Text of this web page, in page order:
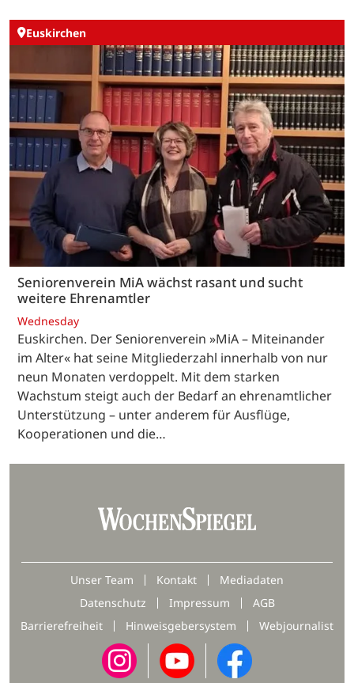
Euskirchen
Seniorenverein MiA wächst rasant und sucht
weitere Ehrenamtler
Wednesday
Euskirchen. Der Seniorenverein »MiA – Miteinander
im Alter« hat seine Mitgliederzahl innerhalb von nur
neun Monaten verdoppelt. Mit dem starken
Wachstum steigt auch der Bedarf an ehrenamtlicher
Unterstützung – unter anderem für Ausflüge,
Kooperationen und die…
Unser Team Kontakt
Mediadaten
Datenschutz
Impressum
AGB
Barrierefreiheit
Hinweisgebersystem Webjournalist